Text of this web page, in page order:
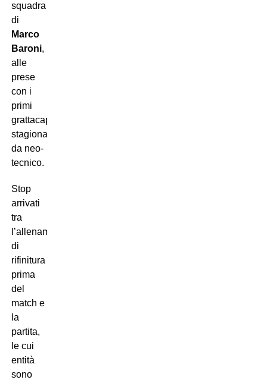
squadra
di
Marco
Baroni,
alle
prese
con i
primi
grattacapi
stagionali
da neo-
tecnico.
Stop
arrivati
tra
l’allenamento
di
rifinitura
prima
del
match e
la
partita,
le cui
entità
sono